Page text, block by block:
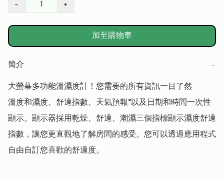
− +
加至購物車
簡介 −
大螢幕多功能溫濕度計！您需要的所有資訊一目了然
溫度和濕度、舒適指數、天氣預報*以及日期和時間一次性
顯示。顯示器採用乾燥、舒適、潮濕三個指標顯示濕度舒適
指數，讓您更直觀地了解房間的感受。您可以透過應用程式
自由自訂您喜歡的舒適度。